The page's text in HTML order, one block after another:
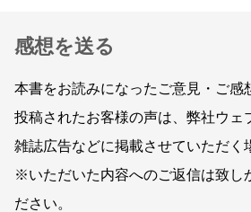
感想を送る
本書をお読みになったご意見・ご感
投稿されたお客様の声は、弊社ウェ
雑誌広告などに掲載させていただく
※いただいた内容へのご返信は致し
ださい。